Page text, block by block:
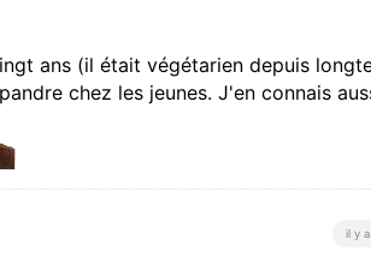
ans (il était végétarien depuis
chez les jeunes. J'en connais
il y